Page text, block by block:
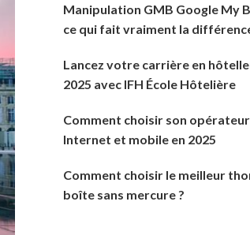
Manipulation GMB Google My
ce qui fait vraiment la
Lancez votre carrière en
2025 avec IFH École Hôtelière
Comment choisir son opérateur
Internet et mobile en 2025
Comment choisir le meilleur
boîte sans mercure ?